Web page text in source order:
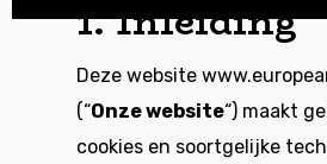
1. Inleiding
Deze website
(“Onze website“) maakt
cookies en soortgelijke